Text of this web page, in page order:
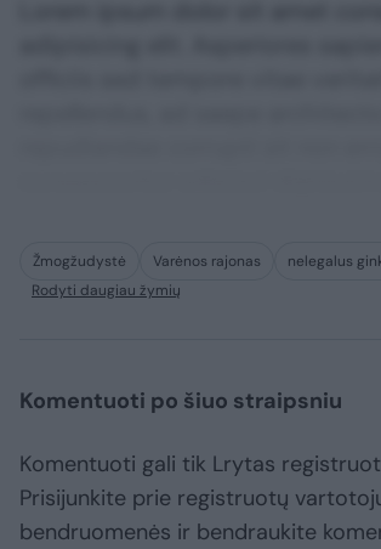
Žmogžudystė Varėnos rajonas
nelegalus
Rodyti daugiau žymių
Komentuoti po šiuo straipsniu
Komentuoti gali tik Lrytas
Prisijunkite prie registruotų
bendruomenės ir bendraukite